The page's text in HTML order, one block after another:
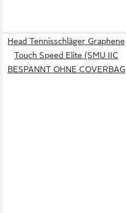
Head Tennisschläger Graphene
Touch Speed Elite (SMU IIC
BESPANNT OHNE COVERBAG